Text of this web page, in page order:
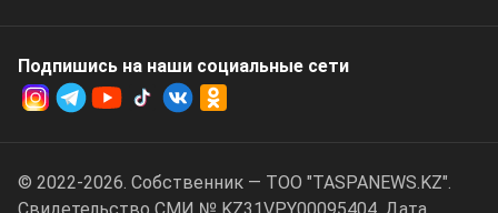
Подпишись на наши социальные cети
© 2022-2026. Собственник — ТОО "TASPANEWS.KZ".